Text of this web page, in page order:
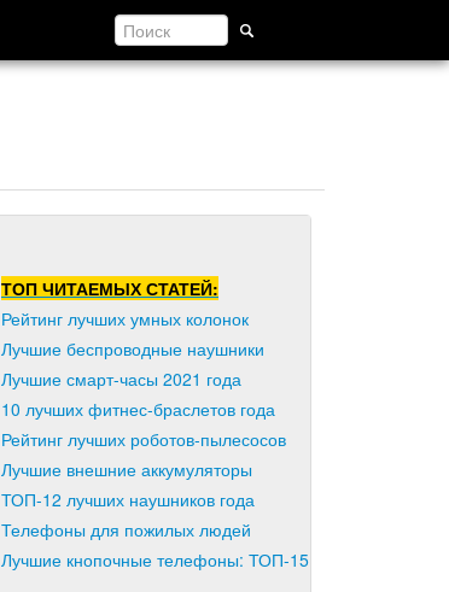
ТОП ЧИТАЕМЫХ СТАТЕЙ:
Рейтинг лучших умных колонок
Лучшие беспроводные наушники
Лучшие смарт-часы 2021 года
10 лучших фитнес-браслетов года
Рейтинг лучших роботов-пылесосов
Лучшие внешние аккумуляторы
ТОП-12 лучших наушников года
Телефоны для пожилых людей
Лучшие кнопочные телефоны: ТОП-15